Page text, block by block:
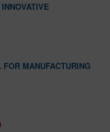
MANUFACTURING